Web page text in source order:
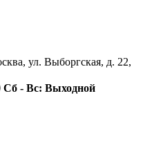
ул. Выборгская, д. 22,
Сб - Вс: Выходной